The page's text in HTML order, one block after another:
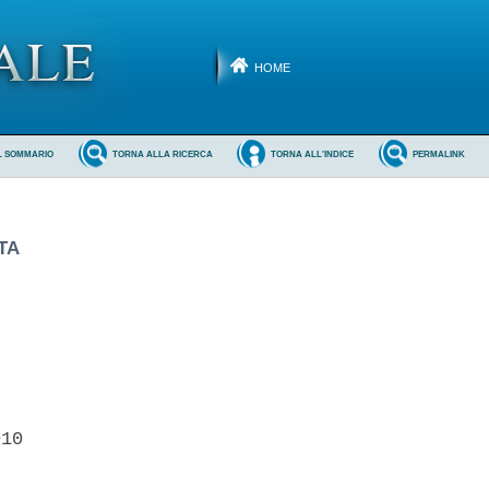
HOME
PERMALINK
TORNA ALL'INDICE
TORNA ALLA RICERCA
SOMMARIO